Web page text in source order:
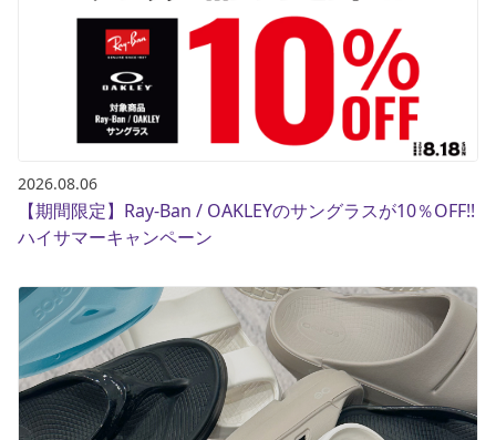
お問い合わせ
ニュース
ムラサキスポーツ 公式アプリ
ポイント・クーポンもこのアプリで！
2026.08.06
【期間限定】Ray-Ban / OAKLEYのサングラスが10％OFF!!
ハイサマーキャンペーン